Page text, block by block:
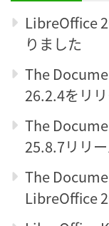
LibreOffice
りました
The
26.2.4をリ
The
25.8.7リリ
The
LibreOffice